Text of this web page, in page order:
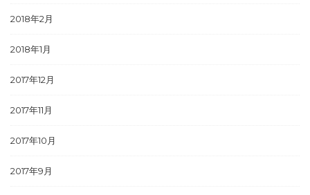
2018年2月
2018年1月
2017年12月
2017年11月
2017年10月
2017年9月